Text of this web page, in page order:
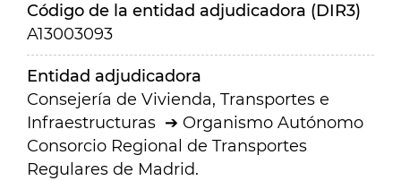
Código de la entidad adjudicadora (DIR3)
A13003093
Entidad adjudicadora
Consejería de Vivienda, Transportes e
Infraestructuras
Organismo Autónomo
Consorcio Regional de Transportes
Regulares de Madrid.